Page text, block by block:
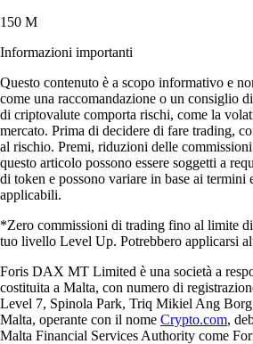
150 M
Informazioni importanti
Questo contenuto è a scopo informativo e
come una raccomandazione o un consiglio
di criptovalute comporta rischi, come la
mercato. Prima di decidere di fare trading,
al rischio. Premi, riduzioni delle
questo articolo possono essere soggetti a
di token e possono variare in base ai termini
applicabili.
*Zero commissioni di trading fino al limite
tuo livello Level Up. Potrebbero applicarsi
Foris DAX MT Limited è una società a
costituita a Malta, con numero di
Level 7, Spinola Park, Triq Mikiel Ang
Malta, operante con il nome Crypto.com,
Malta Financial Services Authority come